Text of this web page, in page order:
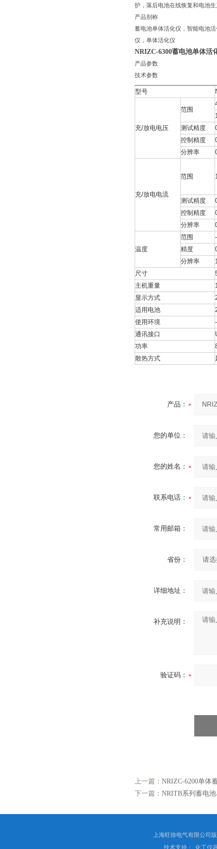
护，落后电池在线恢复和电池
产品别称
蓄电池单体活化仪，智能电池
仪，单体活化仪
NRIZC-6300蓄电池单体活
产品参数
技术参数
型号
充/放电电压
范围
测试精度
控制精度
分辨率
充/放电电流
范围
测试精度
控制精度
分辨率
温度
范围
精度
分辨率
尺寸
主机重量
显示方式
适用电池
使用环境
通讯接口
功率
散热方式
产品：
您的单位：
您的姓名：
联系电话：
常用邮箱：
省份：
详细地址：
补充说明：
验证码：
上一篇： NRIZC-6200单体
下一篇： NRITB系列蓄电
上海旺徐电气有限公司
技术支持：
化工仪